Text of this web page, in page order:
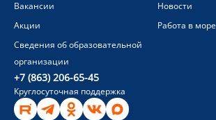
Вакансии
Новости
Акции
Работа в море
Сведения об образовательной
организации
+7 (863) 206-65-45
Круглосуточная поддержка